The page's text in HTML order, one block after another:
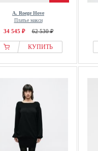
A. Roege Hove
Платье макси
34 545 ₽ 62 530 ₽
КУПИТЬ